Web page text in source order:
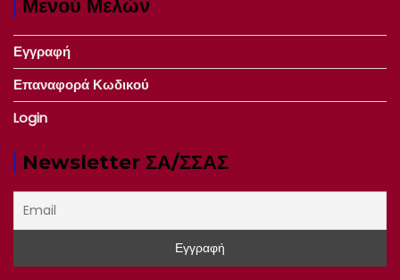
Μενού Μελών
Εγγραφή
Επαναφορά Κωδικού
Login
Newsletter ΣΑ/ΣΣΑΣ